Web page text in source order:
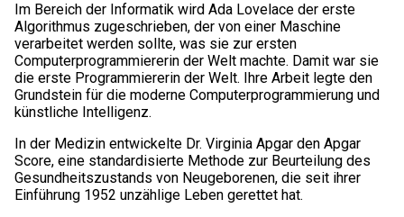
Im Bereich der Informatik wird Ada Lovelace der erste
Algorithmus zugeschrieben, der von einer Maschine
verarbeitet werden sollte, was sie zur ersten
Computerprogrammiererin der Welt machte. Damit war sie
die erste Programmiererin der Welt. Ihre Arbeit legte den
Grundstein für die moderne Computerprogrammierung und
künstliche Intelligenz.
In der Medizin entwickelte Dr. Virginia Apgar den Apgar
Score, eine standardisierte Methode zur Beurteilung des
Gesundheitszustands von Neugeborenen, die seit ihrer
Einführung 1952 unzählige Leben gerettet hat.